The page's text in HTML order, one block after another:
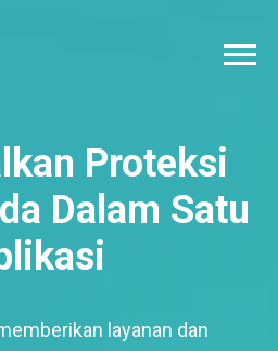
Proteksi
Dalam Satu
layanan dan